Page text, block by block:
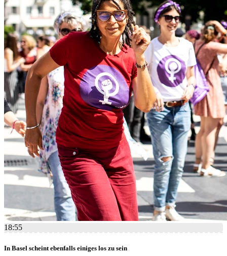
18:55
In Basel scheint ebenfalls einiges los zu sein